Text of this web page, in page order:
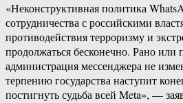
«Неконструктивная политика
сотрудничества с российскими
противодействия терроризму и
продолжаться бесконечно. Рано или
администрация мессенджера не
терпению государства наступит
постигнуть судьба всей Meta», —